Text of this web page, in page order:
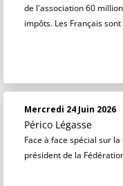
de l'association 60
impôts. Les Français
Mercredi 24 Juin 2026
Périco Légasse
Face à face spécial sur
président de la